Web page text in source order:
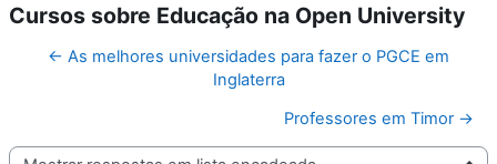
Cursos sobre Educação na Open University
← As melhores universidades para fazer o PGCE em
Inglaterra
Professores em Timor →